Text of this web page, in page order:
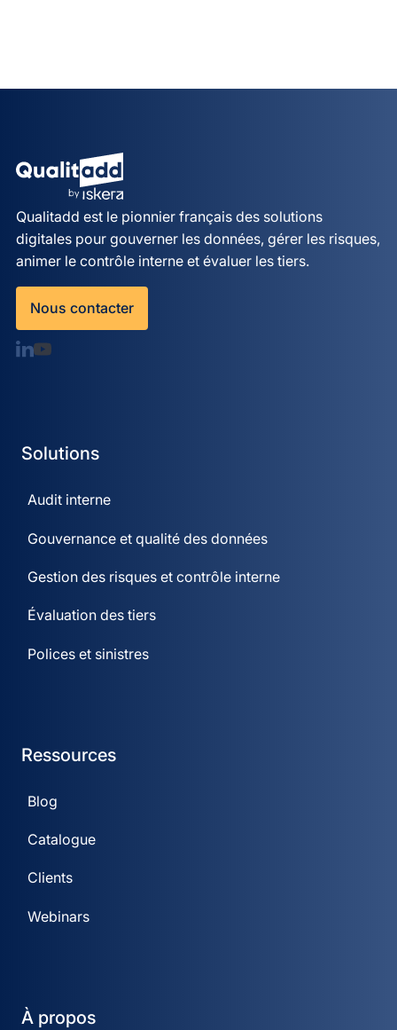
Qualitadd est le pionnier français des solutions
digitales pour gouverner les données, gérer les risques,
animer le contrôle interne et évaluer les tiers.
Nous contacter
Solutions
Audit interne
Gouvernance et qualité des données
Gestion des risques et contrôle interne
Évaluation des tiers
Polices et sinistres
Ressources
Blog
Catalogue
Clients
Webinars
À propos